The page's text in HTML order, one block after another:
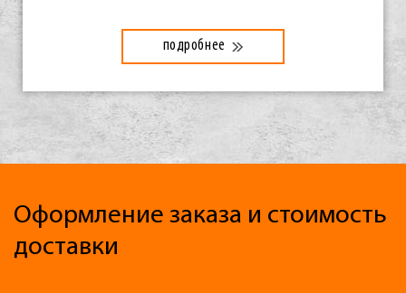
подробнее
Оформление заказа и стоимость
доставки